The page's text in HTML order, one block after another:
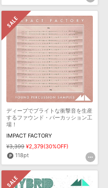
映像のBGM・セリフを音声分離
音素材の制作・ ライセンス提供
ディープでブライトな衝撃音を生産
するファウンド・パーカッション工
場！
IMPACT FACTORY
¥3,399 ¥2,379(30%OFF)
118pt